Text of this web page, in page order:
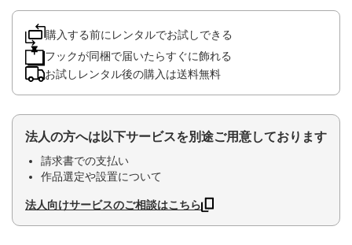
購入する前にレンタルでお試しできる
フックが同梱で届いたらすぐに飾れる
お試しレンタル後の購入は送料無料
法人の方へは以下サービスを別途ご用意しております
請求書での支払い
作品選定や設置について
法人向けサービスのご相談はこちら